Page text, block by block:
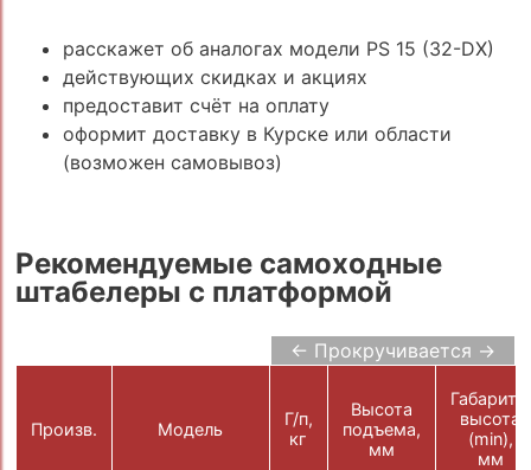
расскажет об аналогах модели PS 15 (32-DX)
действующих скидках и акциях
предоставит счёт на оплату
оформит доставку в Курске или области
(возможен самовывоз)
Рекомендуемые самоходные
штабелеры с платформой
← Прокручивается →
Произв. Модель
Г/п,
кг
Высота
подъема,
мм
Габаритн.
высота
(min),
мм